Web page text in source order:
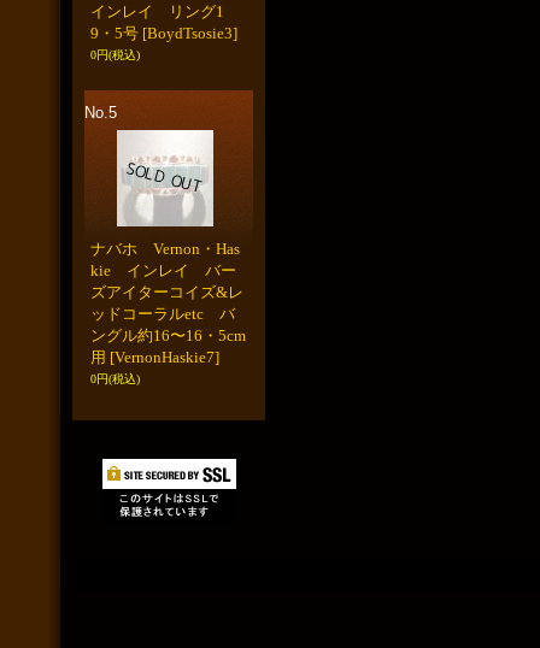
インレイ リング1
9・5号 [BoydTsosie3]
0円(税込)
No.5
ナバホ Vernon・Has
kie インレイ バー
ズアイターコイズ&レ
ッドコーラルetc バ
ングル約16〜16・5cm
用 [VernonHaskie7]
0円(税込)